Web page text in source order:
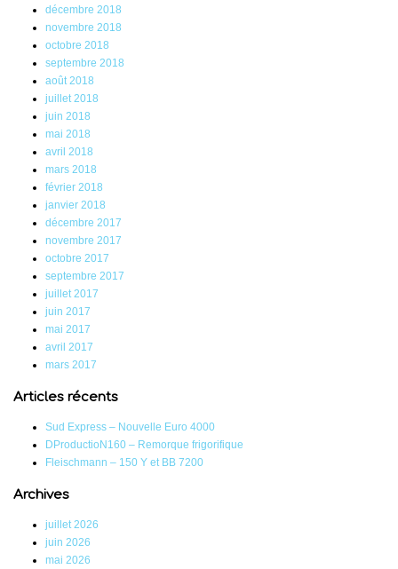
décembre 2018
novembre 2018
octobre 2018
septembre 2018
août 2018
juillet 2018
juin 2018
mai 2018
avril 2018
mars 2018
février 2018
janvier 2018
décembre 2017
novembre 2017
octobre 2017
septembre 2017
juillet 2017
juin 2017
mai 2017
avril 2017
mars 2017
Articles récents
Sud Express – Nouvelle Euro 4000
DProductioN160 – Remorque frigorifique
Fleischmann – 150 Y et BB 7200
Archives
juillet 2026
juin 2026
mai 2026